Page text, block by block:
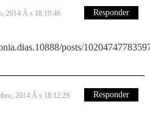
2014 Ã s 18:10:46 Responder
posts/
2014 Ã s 18:12:29 Responder